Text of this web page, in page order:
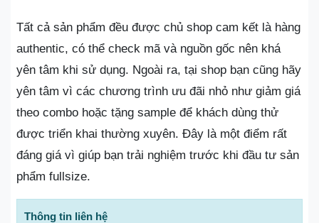
Tất cả sản phẩm đều được chủ shop cam kết là hàng
authentic, có thể check mã và nguồn gốc nên khá
yên tâm khi sử dụng. Ngoài ra, tại shop bạn cũng hãy
yên tâm vì các chương trình ưu đãi nhỏ như giảm giá
theo combo hoặc tặng sample để khách dùng thử
được triển khai thường xuyên. Đây là một điểm rất
đáng giá vì giúp bạn trải nghiệm trước khi đầu tư sản
phẩm fullsize.
Thông tin liên hệ